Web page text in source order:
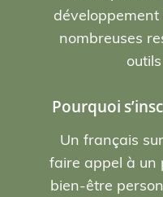
nombreuses
Pourquoi
Un français
faire appel à un
bien-être